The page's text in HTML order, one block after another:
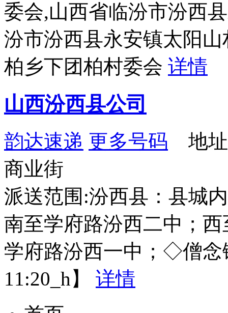
委会,山西省临汾市汾西
汾市汾西县永安镇太阳
柏乡下团柏村委会 详情
山西汾西县公司
韵达速递 更多号码 地址
商业街
派送范围:汾西县：县城
南至学府路汾西二中；
学府路汾西一中；◇僧
11:20_h】 详情